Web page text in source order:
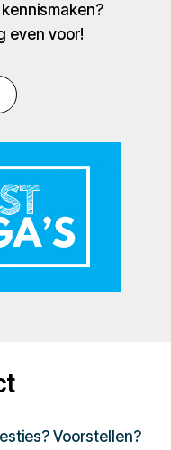
even voor!
Voorstellen?